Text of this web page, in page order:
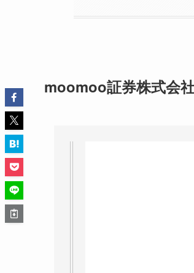
moomoo証券株式会